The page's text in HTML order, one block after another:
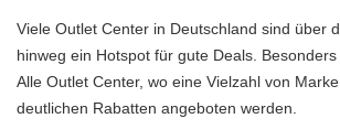
Viele Outlet Center in Deutschland sind über
hinweg ein Hotspot für gute Deals.
Alle Outlet Center, wo eine Vielzahl von
deutlichen Rabatten angeboten werden.